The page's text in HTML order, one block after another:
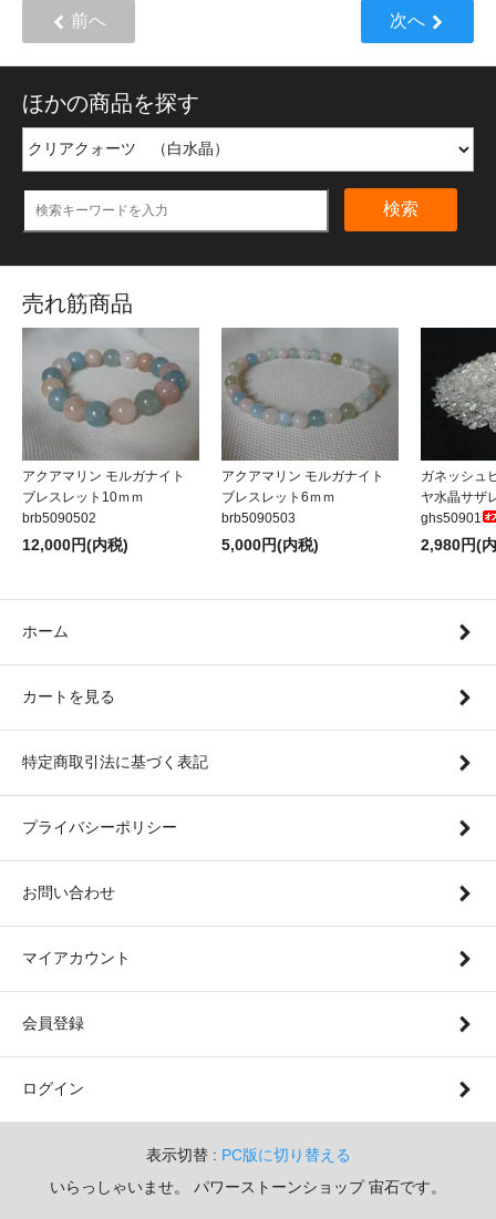
前へ 次へ
ほかの商品を探す
検索
売れ筋商品
アクアマリン モルガナイト
ブレスレット10ｍｍ
brb5090502
12,000円(内税)
アクアマリン モルガナイト
ブレスレット6ｍｍ
brb5090503
5,000円(内税)
ガネッシュ
ヤ水晶サザ
ghs50901
2,980円(
ホーム
カートを見る
特定商取引法に基づく表記
プライバシーポリシー
お問い合わせ
マイアカウント
会員登録
ログイン
表示切替 : PC版に切り替える
いらっしゃいませ。 パワーストーンショップ 宙石です。